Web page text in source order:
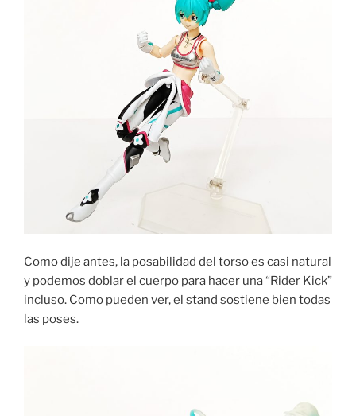
Como dije antes, la posabilidad del torso es casi natural
y podemos doblar el cuerpo para hacer una “Rider Kick”
incluso. Como pueden ver, el stand sostiene bien todas
las poses.